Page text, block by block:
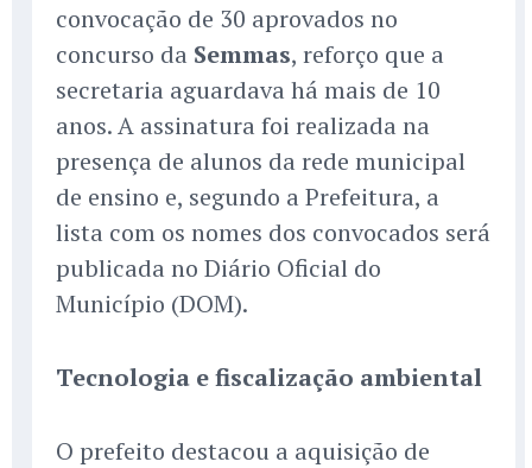
convocação de 30 aprovados no
concurso da Semmas, reforço que a
secretaria aguardava há mais de 10
anos. A assinatura foi realizada na
presença de alunos da rede municipal
de ensino e, segundo a Prefeitura, a
lista com os nomes dos convocados será
publicada no Diário Oficial do
Município (DOM).
Tecnologia e fiscalização ambiental
O prefeito destacou a aquisição de